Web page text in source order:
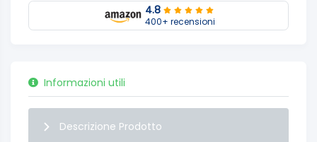
4.8
400+ recensioni
Informazioni utili
Descrizione Prodotto